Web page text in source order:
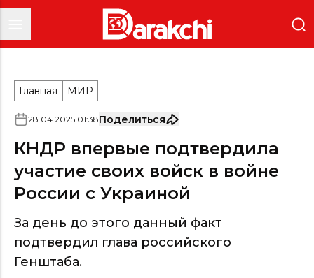
Главная МИР
28.04.2025 01:38Поделиться
КНДР впервые подтвердила
участие своих войск в войне
России с Украиной
За день до этого данный факт
подтвердил глава российского
Генштаба.